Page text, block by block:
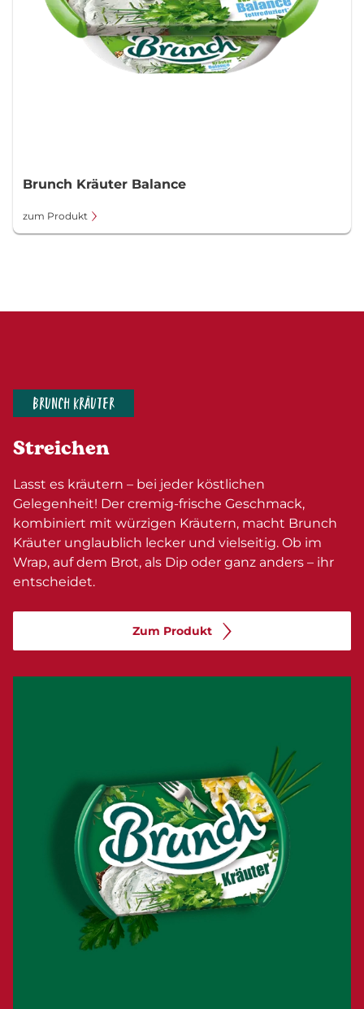
Brunch Kräuter Balance
zum Produkt
BRUNCH KRÄUTER
Streichen
Lasst es kräutern – bei jeder köstlichen
Gelegenheit! Der cremig-frische Geschmack,
kombiniert mit würzigen Kräutern, macht Brunch
Kräuter unglaublich lecker und vielseitig. Ob im
Wrap, auf dem Brot, als Dip oder ganz anders – ihr
entscheidet.
Zum Produkt